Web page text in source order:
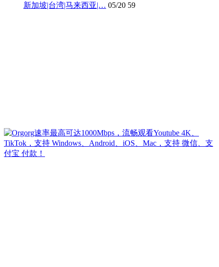
新加坡|台湾|马来西亚|… 05/20 59